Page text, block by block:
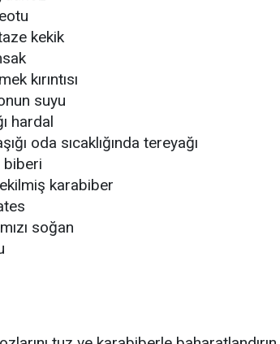
kekik
kırıntısı
suyu
hardal
oda sıcaklığında tereyağı
biberi
karabiber
soğan